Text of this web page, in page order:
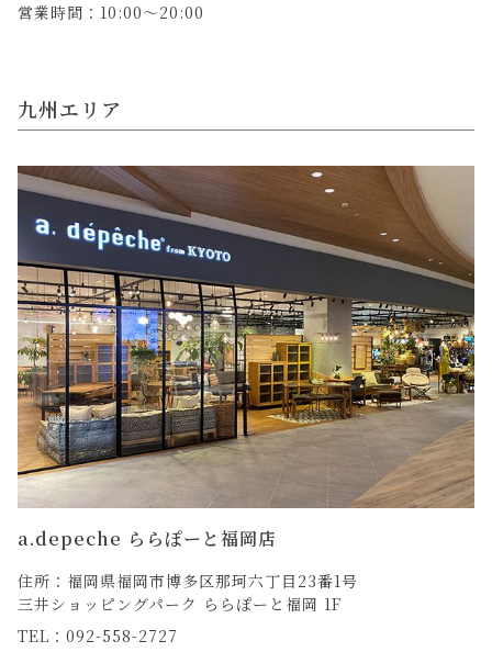
営業時間：10:00～20:00
九州エリア
a.depeche ららぽーと福岡店
住所：福岡県福岡市博多区那珂六丁目23番1号
三井ショッピングパーク ららぽーと福岡 1F
TEL：092-558-2727